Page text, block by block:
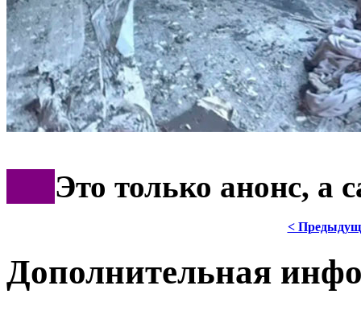
Это только анонс, а
<
Дополнительная